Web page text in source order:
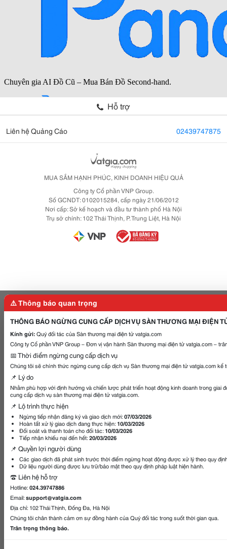
Hỗ trợ
Liên hệ Quảng Cáo 02439747875
MUA SẮM HẠNH PHÚC, KINH DOANH HIỆU QUẢ
Công ty Cổ phần VNP Group.
Số GCNDT: 0102015284, cấp ngày 21/06/2012
Nơi cấp: Sở kế hoạch và đầu tư thành phố Hà Nội
Trụ sở chính: 102 Thái Thịnh, P. Trung Liệt, Hà Nội
⚠️ Thông báo quan trọng
THÔNG BÁO NGỪNG CUNG CẤP DỊCH VỤ SÀN THƯƠNG MẠI ĐIỆN
Kính gửi:Quý đối tác của Sàn thương mại điện tử vatgia.com
Công ty Cổ phần VNP Group – Đơn vị vận hành Sàn thương mại điện tử vatgia.com –
📅 Thời điểm ngừng cung cấp dịch vụ
Chúng tôi sẽ chính thức ngừng cung cấp dịch vụ Sàn thương mại điện tử vatgia.com kể
📌 Lý do
Nhằm phù hợp với định hướng và chiến lược phát triển hoạt động kinh doanh trong giai
cung cấp dịch vụ sàn thương mại điện tử vatgia.com.
📌 Lộ trình thực hiện
Ngừng tiếp nhận đăng ký và giao dịch mới:07/03/2026
Hoàn tất xử lý giao dịch đang thực hiện: 10/03/2026
Đối soát và thanh toán cho đối tác: 10/03/2026
Tiếp nhận khiếu nại đến hết:20/03/2026
📌 Quyền lợi người dùng
Các giao dịch đã phát sinh trước thời điểm ngừng hoạt động được xử lý theo quy
Dữ liệu người dùng được lưu trữ/bảo mật theo quy định pháp luật hiện hành.
☎️ Liên hệ hỗ trợ
Hotline:024.39747886
Email:support@vatgia.com
Địa chỉ: 102 Thái Thịnh, Đống Đa, Hà Nội
Chúng tôi chân thành cảm ơn sự đồng hành của Quý đối tác trong suốt thời gian qua.
Trân trọng thông báo.